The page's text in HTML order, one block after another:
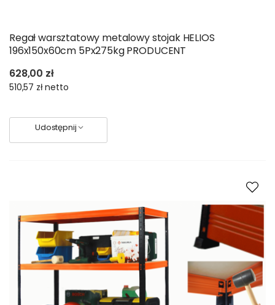
Regał warsztatowy metalowy stojak HELIOS
196x150x60cm 5Px275kg PRODUCENT
628,00 zł
510,57 złnetto
Udostępnij